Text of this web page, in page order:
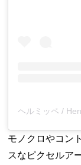
ヘルミッペ /
モノクロやコン
スなピクセルア